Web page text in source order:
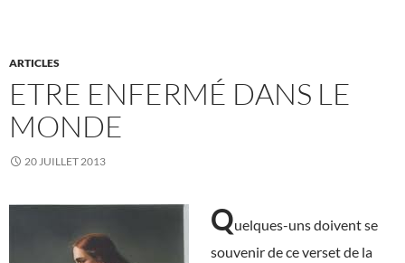
ARTICLES
ETRE ENFERMÉ DANS LE
MONDE
20 JUILLET 2013
Quelques-uns doivent se
souvenir de ce verset de la